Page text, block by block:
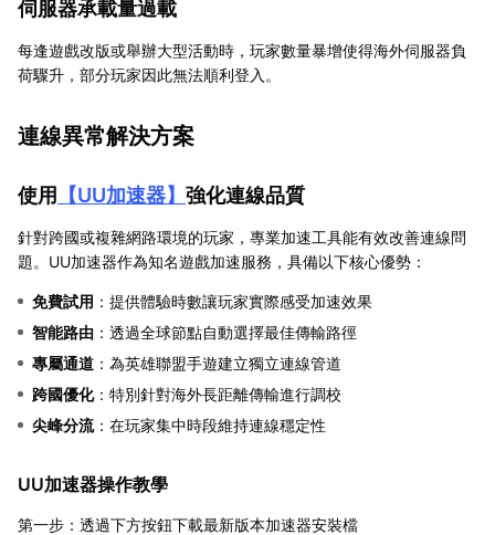
伺服器承載量過載
每逢遊戲改版或舉辦大型活動時，玩家數量暴增使得海外伺服器負
荷驟升，部分玩家因此無法順利登入。
連線異常解決方案
使用 【UU加速器】 強化連線品質
針對跨國或複雜網路環境的玩家，專業加速工具能有效改善連線問
題。UU加速器作為知名遊戲加速服務，具備以下核心優勢：
免費試用 ：提供體驗時數讓玩家實際感受加速效果
智能路由 ：透過全球節點自動選擇最佳傳輸路徑
專屬通道 ：為英雄聯盟手遊建立獨立連線管道
跨國優化：特別針對海外長距離傳輸進行調校
尖峰分流：在玩家集中時段維持連線穩定性
UU加速器操作教學
第一步：透過下方按鈕下載最新版本加速器安裝檔